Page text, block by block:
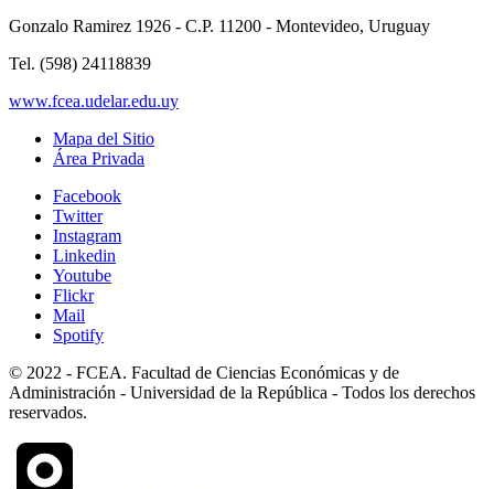
Gonzalo Ramirez 1926 - C.P. 11200 - Montevideo, Uruguay
Tel. (598) 24118839
www.fcea.udelar.edu.uy
Mapa del Sitio
Área Privada
Facebook
Twitter
Instagram
Linkedin
Youtube
Flickr
Mail
Spotify
© 2022 - FCEA. Facultad de Ciencias Económicas y de
Administración - Universidad de la República - Todos los derechos
reservados.